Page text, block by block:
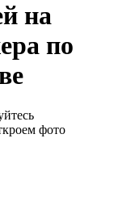
на
по
фото